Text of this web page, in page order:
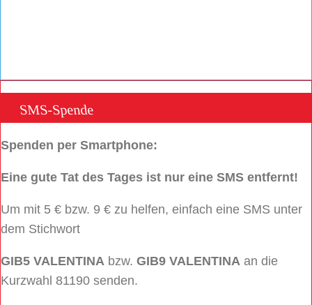
SMS-Spende
Spenden per Smartphone:
Eine gute Tat des Tages ist nur eine SMS entfernt!
Um mit 5 € bzw. 9 € zu helfen, einfach eine SMS unter
dem Stichwort
GIB5 VALENTINA bzw. GIB9 VALENTINA an die
Kurzwahl 81190 senden.